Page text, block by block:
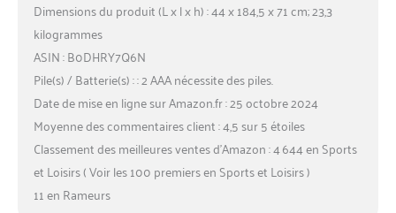
Dimensions du produit (L x l x h) : 44 x 184,5 x 71 cm; 23,3
kilogrammes
ASIN : B0DHRY7Q6N
Pile(s) / Batterie(s) : : 2 AAA nécessite des piles.
Date de mise en ligne sur Amazon.fr : 25 octobre 2024
Moyenne des commentaires client : 4,5 sur 5 étoiles
Classement des meilleures ventes d’Amazon : 4 644 en Sports
et Loisirs ( Voir les 100 premiers en Sports et Loisirs )
11 en Rameurs